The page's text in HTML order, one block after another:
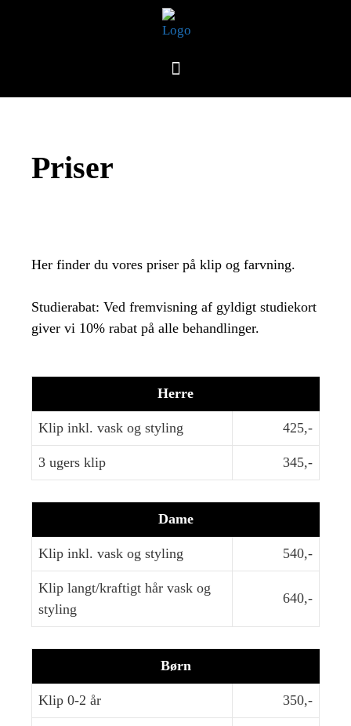
Priser
Her finder du vores priser på klip og farvning.
Studierabat: Ved fremvisning af gyldigt studiekort
giver vi 10% rabat på alle behandlinger.
Herre
Klip inkl. vask og styling 425,-
3 ugers klip 345,-
Dame
Klip inkl. vask og styling 540,-
Klip langt/kraftigt hår vask og
styling
640,-
Børn
Klip 0-2 år 350,-